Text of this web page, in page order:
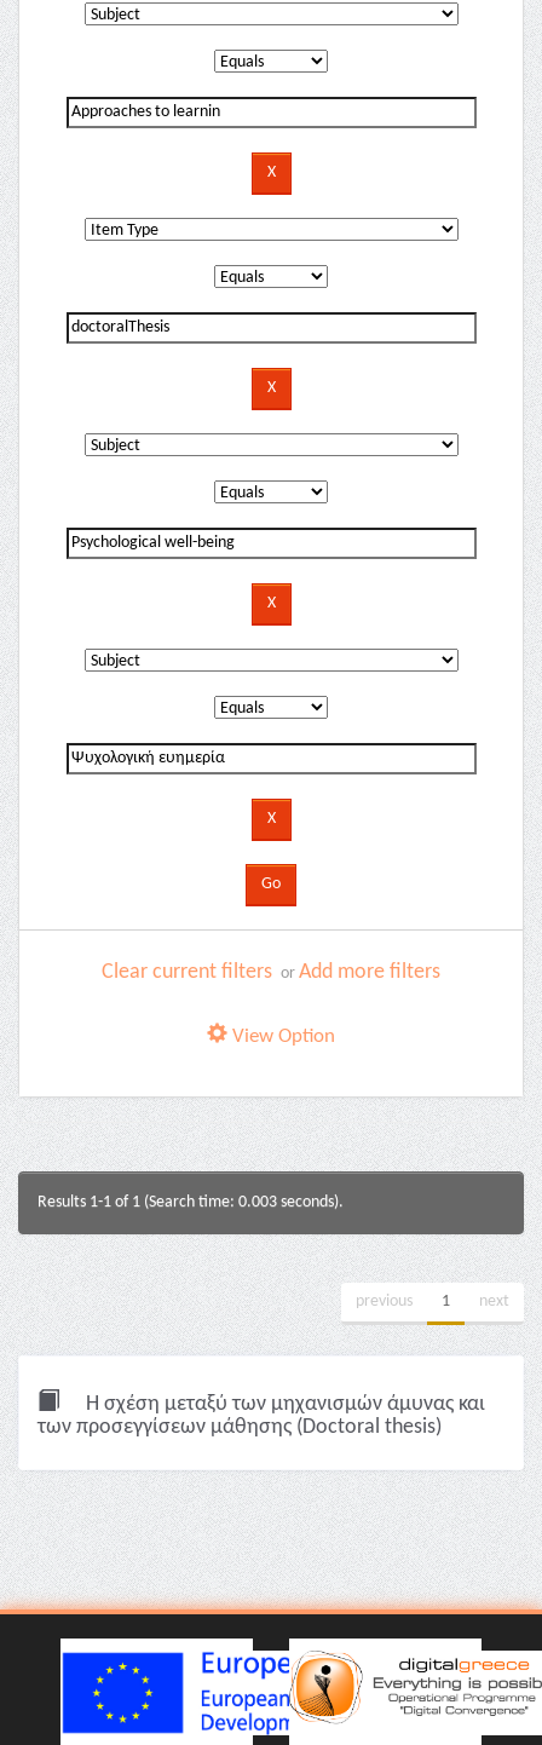
Clear current filters or Add more filters
View Option
Results 1-1 of 1 (Search time: 0.003 seconds).
previous 1 next
Η σχέση μεταξύ των μηχανισμών άμυνας και
των προσεγγίσεων μάθησης (Doctoral thesis)